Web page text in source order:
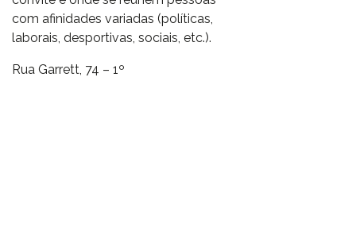
com afinidades variadas (políticas,
laborais, desportivas, sociais, etc.).
Rua Garrett, 74 – 1º